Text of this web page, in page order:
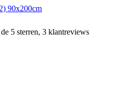
90x200cm
5 sterren, 3 klantreviews